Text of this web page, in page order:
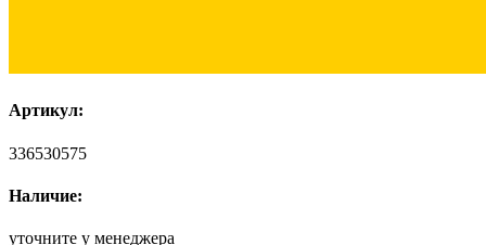
Артикул:
336530575
Наличие:
уточните у менеджера